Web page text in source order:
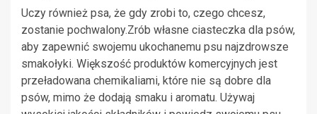
Uczy również psa, że ​​gdy zrobi to, czego chcesz,
zostanie pochwalony.Zrób własne ciasteczka dla psów,
aby zapewnić swojemu ukochanemu psu najzdrowsze
smakołyki. Większość produktów komercyjnych jest
przeładowana chemikaliami, które nie są dobre dla
psów, mimo że dodają smaku i aromatu. Używaj